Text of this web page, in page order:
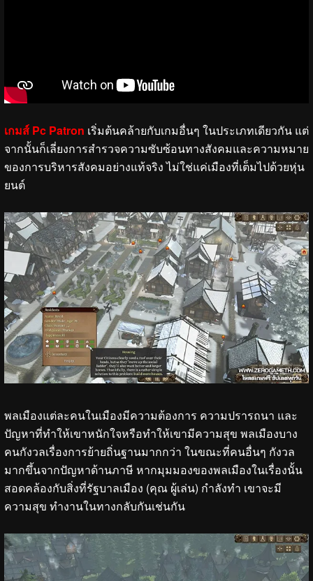
เกมส์ Pc Patron เริ่มต้นคล้ายกับเกมอื่นๆ ในประเภทเดียวกัน แต่
จากนั้นก็เลี่ยงการสำรวจความซับซ้อนทางสังคมและความหมาย
ของการบริหารสังคมอย่างแท้จริง ไม่ใช่แค่เมืองที่เต็มไปด้วยหุ่น
ยนต์
พลเมืองแต่ละคนในเมืองมีความต้องการ ความปรารถนา และ
ปัญหาที่ทำให้เขาหนักใจหรือทำให้เขามีความสุข พลเมืองบาง
คนกังวลเรื่องการย้ายถิ่นฐานมากกว่า ในขณะที่คนอื่นๆ กังวล
มากขึ้นจากปัญหาด้านภาษี หากมุมมองของพลเมืองในเรื่องนั้น
สอดคล้องกับสิ่งที่รัฐบาลเมือง (คุณ ผู้เล่น) กำลังทำ เขาจะมี
ความสุข ทำงานในทางกลับกันเช่นกัน